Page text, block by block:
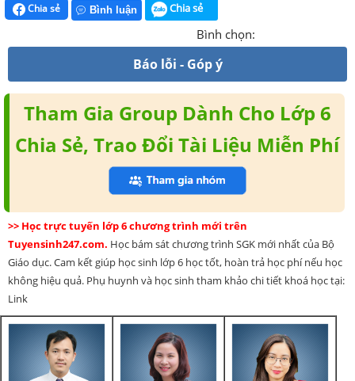
Chia sẻ Bình luận Chia sẻ
Bình chọn:
Báo lỗi - Góp ý
Tham Gia Group Dành Cho Lớp 6
Chia Sẻ, Trao Đổi Tài Liệu Miễn Phí
>> Học trực tuyến lớp 6 chương trình mới trên
Tuyensinh247.com. Học bám sát chương trình SGK mới nhất của Bộ
Giáo dục. Cam kết giúp học sinh lớp 6 học tốt, hoàn trả học phí nếu học
không hiệu quả. Phụ huynh và học sinh tham khảo chi tiết khoá học tại:
Link